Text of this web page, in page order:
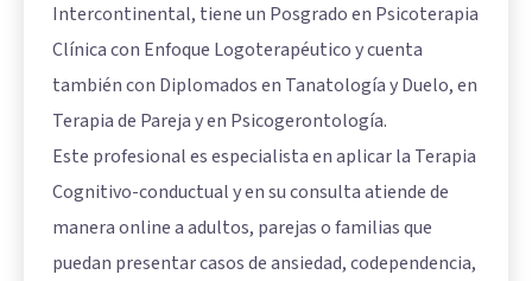
Intercontinental, tiene un Posgrado en Psicoterapia
Clínica con Enfoque Logoterapéutico y cuenta
también con Diplomados en Tanatología y Duelo, en
Terapia de Pareja y en Psicogerontología.
Este profesional es especialista en aplicar la Terapia
Cognitivo-conductual y en su consulta atiende de
manera online a adultos, parejas o familias que
puedan presentar casos de ansiedad, codependencia,